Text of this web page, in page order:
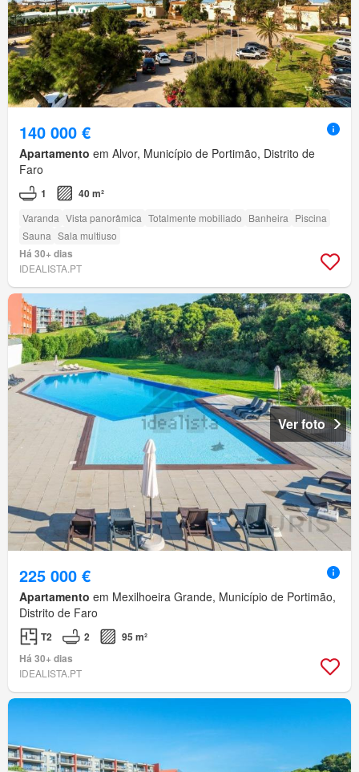
140 000 €
Apartamento em Alvor, Município de Portimão, Distrito de
Faro
1 40 m²
Varanda Vista panorâmica Totalmente mobiliado Banheira Piscina
Sauna Sala multiuso
Há 30+ dias
IDEALISTA.PT
Ver foto
225 000 €
Apartamento em Mexilhoeira Grande, Município de Portimão,
Distrito de Faro
T2 2
95 m²
Há 30+ dias
IDEALISTA.PT